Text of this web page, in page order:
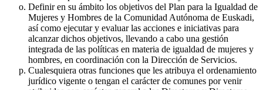
Definir en su ámbito los objetivos del Plan para la Igualdad de
Mujeres y Hombres de la Comunidad Autónoma de Euskadi,
así como ejecutar y evaluar las acciones e iniciativas para
alcanzar dichos objetivos, llevando a cabo una gestión
integrada de las políticas en materia de igualdad de mujeres y
hombres, en coordinación con la Dirección de Servicios.
Cualesquiera otras funciones que les atribuya el ordenamiento
jurídico vigente o tengan el carácter de comunes por venir